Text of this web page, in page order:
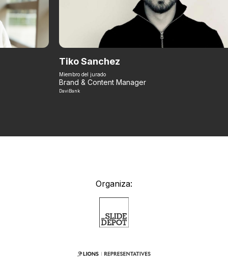
Tiko Sanchez
Miembro del jurado
Brand & Content Manager
DaviBank
Organiza: